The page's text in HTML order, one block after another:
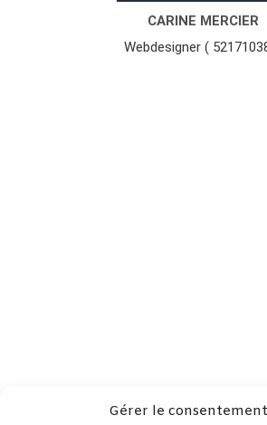
Gérer le
CARINE MERCIER
Webdesigner (